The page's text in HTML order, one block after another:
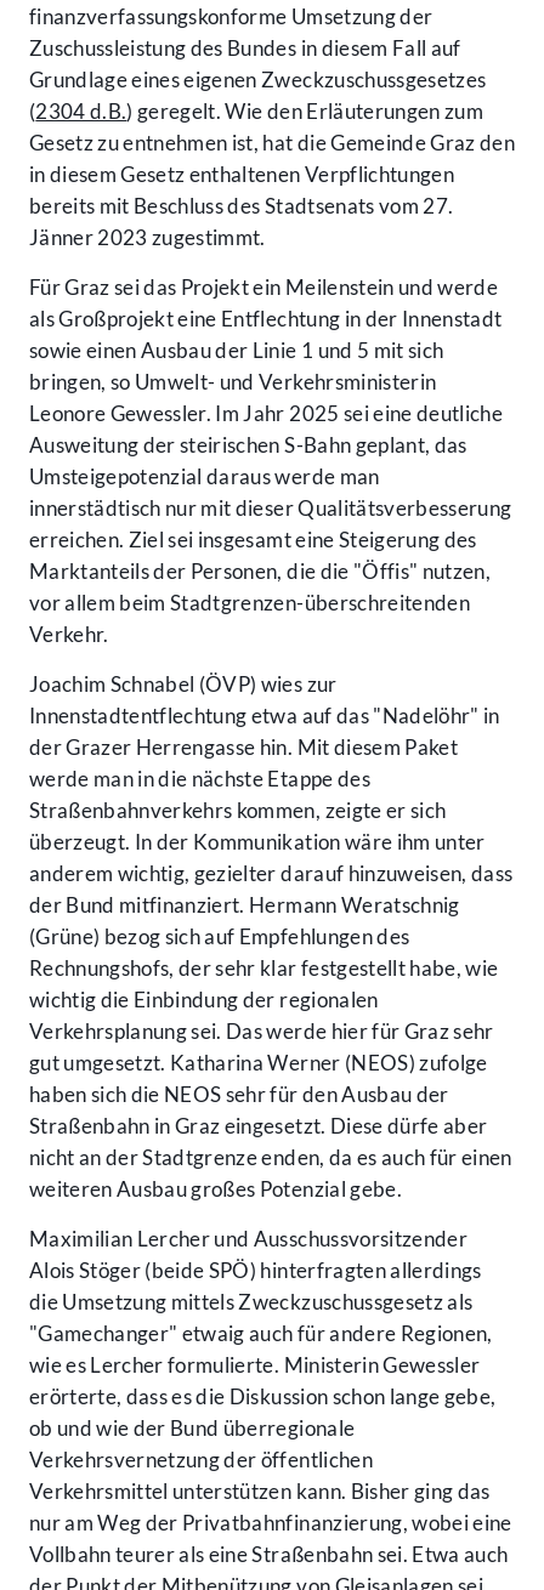
finanzverfassungskonforme Umsetzung der
Zuschussleistung des Bundes in diesem Fall auf
Grundlage eines eigenen Zweckzuschussgesetzes
(2304 d.B.) geregelt. Wie den Erläuterungen zum
Gesetz zu entnehmen ist, hat die Gemeinde Graz den
in diesem Gesetz enthaltenen Verpflichtungen
bereits mit Beschluss des Stadtsenats vom 27.
Jänner 2023 zugestimmt.
Für Graz sei das Projekt ein Meilenstein und werde
als Großprojekt eine Entflechtung in der Innenstadt
sowie einen Ausbau der Linie 1 und 5 mit sich
bringen, so Umwelt- und Verkehrsministerin
Leonore Gewessler. Im Jahr 2025 sei eine deutliche
Ausweitung der steirischen S-Bahn geplant, das
Umsteigepotenzial daraus werde man
innerstädtisch nur mit dieser Qualitätsverbesserung
erreichen. Ziel sei insgesamt eine Steigerung des
Marktanteils der Personen, die die "Öffis" nutzen,
vor allem beim Stadtgrenzen-überschreitenden
Verkehr.
Joachim Schnabel (ÖVP) wies zur
Innenstadtentflechtung etwa auf das "Nadelöhr" in
der Grazer Herrengasse hin. Mit diesem Paket
werde man in die nächste Etappe des
Straßenbahnverkehrs kommen, zeigte er sich
überzeugt. In der Kommunikation wäre ihm unter
anderem wichtig, gezielter darauf hinzuweisen, dass
der Bund mitfinanziert. Hermann Weratschnig
(Grüne) bezog sich auf Empfehlungen des
Rechnungshofs, der sehr klar festgestellt habe, wie
wichtig die Einbindung der regionalen
Verkehrsplanung sei. Das werde hier für Graz sehr
gut umgesetzt. Katharina Werner (NEOS) zufolge
haben sich die NEOS sehr für den Ausbau der
Straßenbahn in Graz eingesetzt. Diese dürfe aber
nicht an der Stadtgrenze enden, da es auch für einen
weiteren Ausbau großes Potenzial gebe.
Maximilian Lercher und Ausschussvorsitzender
Alois Stöger (beide SPÖ) hinterfragten allerdings
die Umsetzung mittels Zweckzuschussgesetz als
"Gamechanger" etwaig auch für andere Regionen,
wie es Lercher formulierte. Ministerin Gewessler
erörterte, dass es die Diskussion schon lange gebe,
ob und wie der Bund überregionale
Verkehrsvernetzung der öffentlichen
Verkehrsmittel unterstützen kann. Bisher ging das
nur am Weg der Privatbahnfinanzierung, wobei eine
Vollbahn teurer als eine Straßenbahn sei. Etwa auch